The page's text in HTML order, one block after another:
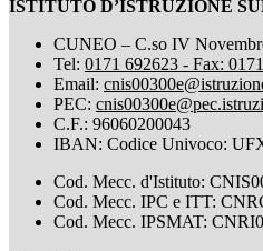
ISTITUTO D’ISTRUZIONE
CUNEO – C.so IV
Tel: 0171 692623 - Fax:
Email:
PEC:
C.F.: 96060200043
IBAN: Codice Univoco:
Cod. Mecc. d'Istituto:
Cod. Mecc. IPC e ITT:
Cod. Mecc. IPSMAT: